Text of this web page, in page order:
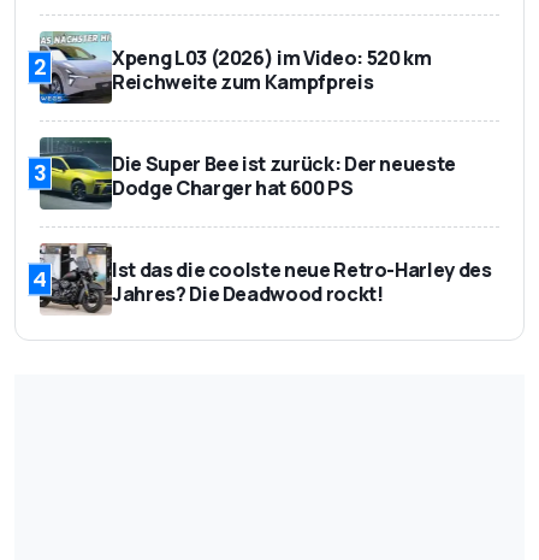
Breite 1.800 mm
Höhe
Kofferraumvolumen
Marktstart September 2018
Basispreis
Förderung: 29.990
Euro)
2
Xpeng L03 (2026) im Video: 520 km
Reichweite zum Kampfpreis
3
Die Super Bee ist zurück: Der neueste
Dodge Charger hat 600 PS
4
Ist das die coolste neue Retro-Harley des
Jahres? Die Deadwood rockt!